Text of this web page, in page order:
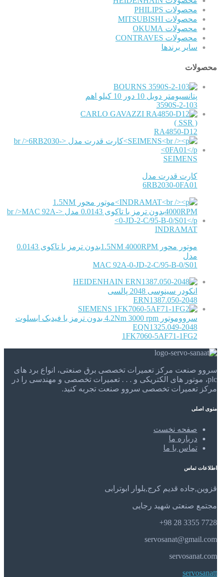
محصولات PHILIPS
محصولات MITSUBISHI
محصولات OKUMA
محصولات CONTRAVES
سایر برندها
محصولات
BOURNS
پتانسیومتر دوبل 10 دور 10 کیلو اهم
3590S-2-103
CARLO GAVAZZI
( SSR )
RA4850-D12
SEIMENS
کارت قدرت مدل
6RB2030-0FA01
INDRAMAT
موتور محور 1.5NM 4000RPMبدون ترمز با تاکوی 0.0143
مدل
MAC 92A-0-JD-2-C/95-B-0/S01
HEIDENHAIN
انکودر سینوسی 2048 پالسی
ERN1387.050-2048
SIEMENS
سرووموتور 4.2Nm 3000 rpm بدون ترمز با فیدبک ابسلوت
EQN1325.049-2048
1FK7060-5AF71-1FG2
سروو صنعت مرکز تعمیرات تخصصی برق صنعتی، انواع برد های
plc، موتور های الکتریکی و . . . تعمیرات تخصصی و مهندسی را در
مرکز تعمیرات تخصصی سروو صنعت تجربه کنید.
منوی اصلی
صفحه نخست
درباره ما
تماس با ما
اطلاعات تماس
قزوین,جاده قدیم کرج,بلوار ابوترابی
مجتمع صنعتی شهید رجایی
7728 3355 28 98+
servosanat@gmail.com
servosanat.com
servosanatt